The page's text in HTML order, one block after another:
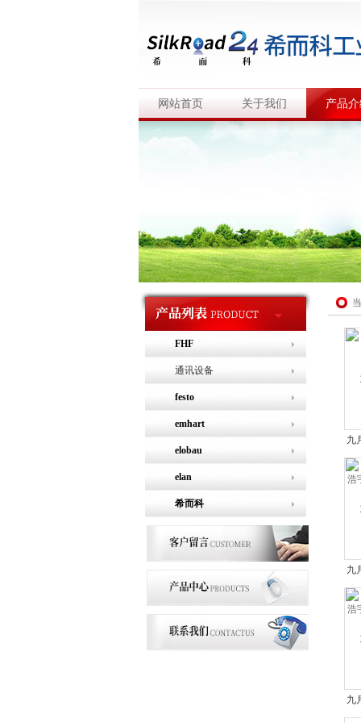
网站首页 关于我们 产品介
FHF
通讯设备
festo
emhart
elobau
elan
希而科
九
宇
九
宇
九
宇